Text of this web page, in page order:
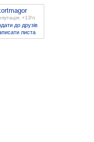
+13½
до друзів
листа